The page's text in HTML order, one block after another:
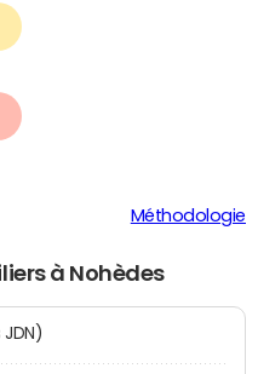
Méthodologie
à Nohèdes
JDN)